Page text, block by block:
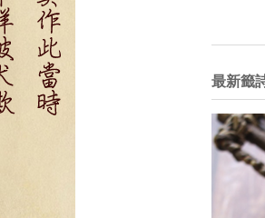
最新籤